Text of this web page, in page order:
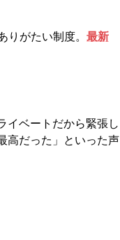
がたい制度。 最新
イベートだから緊張し
高だった」といった声